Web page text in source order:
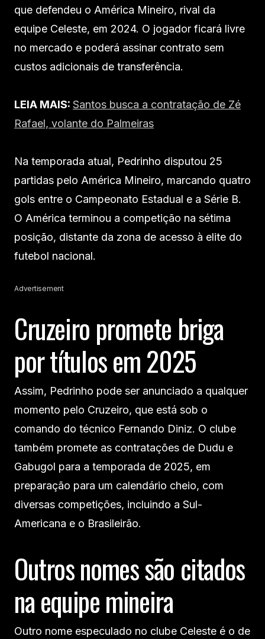
que defendeu o América Mineiro, rival da
equipe Celeste, em 2024. O jogador ficará livre
no mercado e poderá assinar contrato sem
custos adicionais de transferência.
LEIA MAIS: Santos busca a contratação de Zé
Rafael, volante do Palmeiras
Na temporada atual, Pedrinho disputou 25
partidas pelo América Mineiro, marcando quatro
gols entre o Campeonato Estadual e a Série B.
O América terminou a competição na sétima
posição, distante da zona de acesso à elite do
futebol nacional.
Advertisement
Cruzeiro promete briga
por títulos em 2025
Assim, Pedrinho pode ser anunciado a qualquer
momento pelo Cruzeiro, que está sob o
comando do técnico Fernando Diniz. O clube
também promete as contratações de Dudu e
Gabugol para a temporada de 2025, em
preparação para um calendário cheio, com
diversas competições, incluindo a Sul-
Americana e o Brasileirão.
Outros nomes são citados
na equipe mineira
Outro nome especulado no clube Celeste é o de